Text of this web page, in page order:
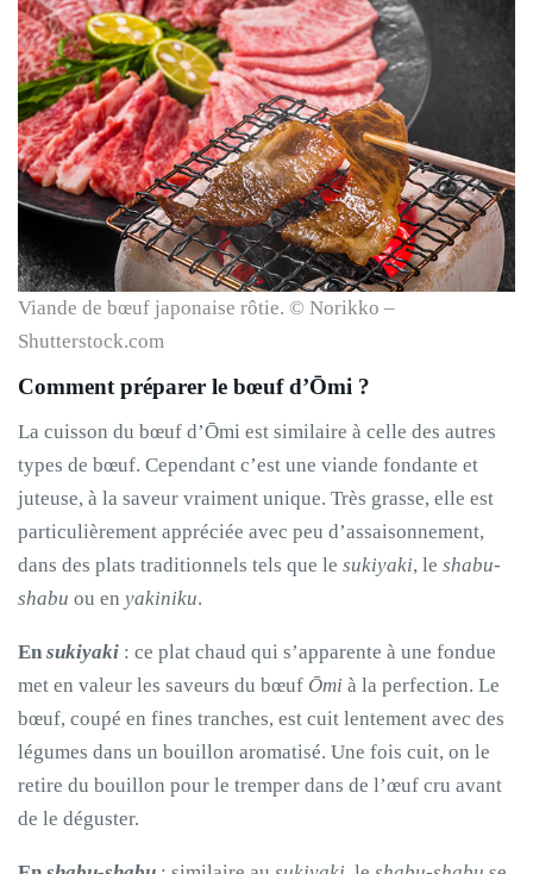
Viande de bœuf japonaise rôtie. © Norikko –
Shutterstock.com
Comment préparer le bœuf d’Ōmi ?
La cuisson du bœuf d’Ōmi est similaire à celle des autres
types de bœuf. Cependant c’est une viande fondante et
juteuse, à la saveur vraiment unique. Très grasse, elle est
particulièrement appréciée avec peu d’assaisonnement,
dans des plats traditionnels tels que le sukiyaki, le shabu-
shabu ou en yakiniku.
En sukiyaki : ce plat chaud qui s’apparente à une fondue
met en valeur les saveurs du bœuf Ōmi à la perfection. Le
bœuf, coupé en fines tranches, est cuit lentement avec des
légumes dans un bouillon aromatisé. Une fois cuit, on le
retire du bouillon pour le tremper dans de l’œuf cru avant
de le déguster.